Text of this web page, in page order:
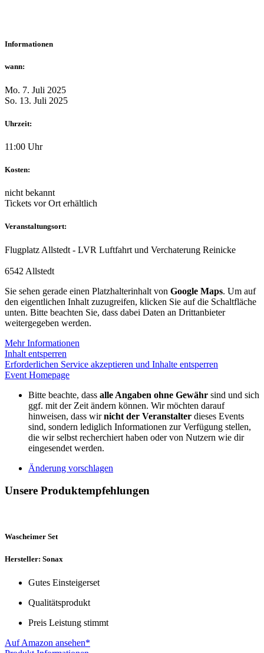
Informationen
wann:
Mo. 7. Juli 2025
So. 13. Juli 2025
Uhrzeit:
11:00 Uhr
Kosten:
nicht bekannt
Tickets vor Ort erhältlich
Veranstaltungsort:
Flugplatz Allstedt - LVR Luftfahrt und Verchaterung Reinicke
6542 Allstedt
Sie sehen gerade einen Platzhalterinhalt von Google Maps. Um auf
den eigentlichen Inhalt zuzugreifen, klicken Sie auf die Schaltfläche
unten. Bitte beachten Sie, dass dabei Daten an Drittanbieter
weitergegeben werden.
Mehr Informationen
Inhalt entsperren
Erforderlichen Service akzeptieren und Inhalte entsperren
Event Homepage
Bitte beachte, dass alle Angaben ohne Gewähr sind und sich
ggf. mit der Zeit ändern können. Wir möchten darauf
hinweisen, dass wirnicht der Veranstalter dieses Events
sind, sondern lediglich Informationen zur Verfügung stellen,
die wir selbst recherchiert haben oder von Nutzern wie dir
eingesendet werden.
Änderung vorschlagen
Unsere Produktempfehlungen
Wascheimer Set
Hersteller: Sonax
Gutes Einsteigerset
Qualitätsprodukt
Preis Leistung stimmt
Auf Amazon ansehen*